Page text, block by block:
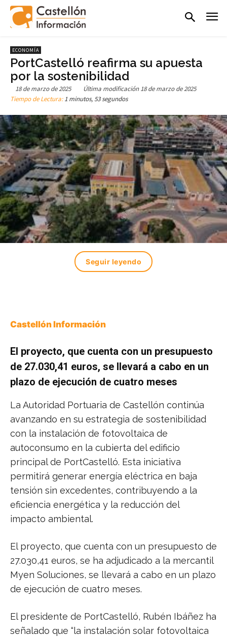
ECONOMÍA
PortCastelló reafirma su apuesta
por la sostenibilidad
18 de marzo de 2025 Última modificación 18 de marzo de 2025
Tiempo de Lectura:1 minutos, 53 segundos
Seguir leyendo
Castellón Información
El proyecto, que cuenta con un presupuesto
de 27.030,41 euros, se llevará a cabo en un
plazo de ejecución de cuatro meses
La Autoridad Portuaria de Castellón continúa
avanzando en su estrategia de sostenibilidad
con la instalación de fotovoltaica de
autoconsumo en la cubierta del edificio
principal de PortCastelló. Esta iniciativa
permitirá generar energía eléctrica en baja
tensión sin excedentes, contribuyendo a la
eficiencia energética y la reducción del
impacto ambiental.
El proyecto, que cuenta con un presupuesto de
27.030,41 euros, se ha adjudicado a la mercantil
Myen Soluciones, se llevará a cabo en un plazo
de ejecución de cuatro meses.
El presidente de PortCastelló, Rubén Ibáñez ha
señalado que “la instalación solar fotovoltaica